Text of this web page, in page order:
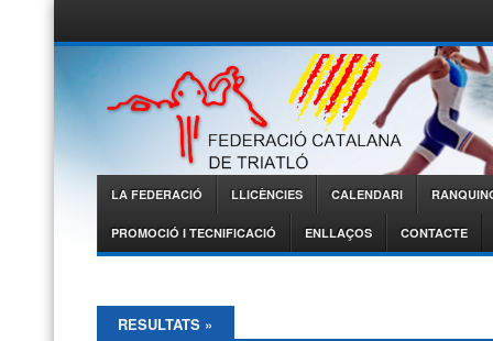
Federació
Catalana de
Triatló
Menu
LA FEDERACIÓ LLICÈNCIES CALENDARI
PROMOCIÓ I TECNIFICACIÓ ENLLAÇOS CONTACTE
RESULTATS »